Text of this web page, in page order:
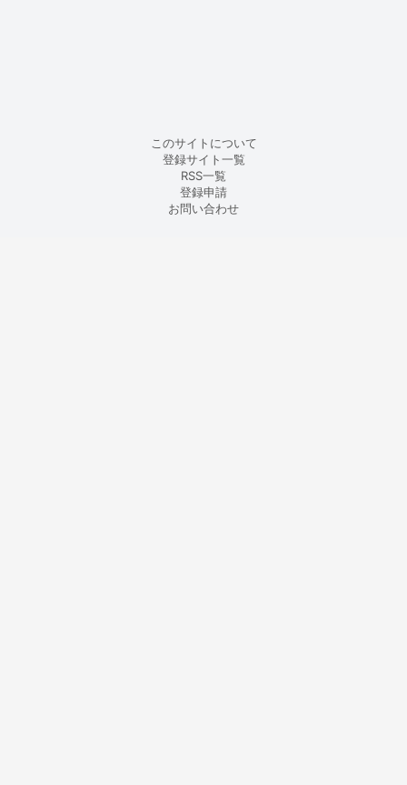
このサイトについて
登録サイト一覧
RSS一覧
登録申請
お問い合わせ